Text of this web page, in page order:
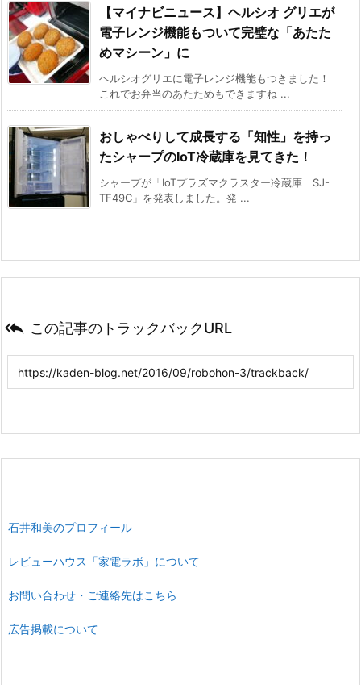
【マイナビニュース】ヘルシオ グリエが
電子レンジ機能もついて完璧な「あたた
めマシーン」に
ヘルシオグリエに電子レンジ機能もつきました！
これでお弁当のあたためもできますね ...
おしゃべりして成長する「知性」を持っ
たシャープのIoT冷蔵庫を見てきた！
シャープが「IoTプラズマクラスター冷蔵庫 SJ-
TF49C」を発表しました。発 ...
 この記事のトラックバックURL
石井和美のプロフィール
レビューハウス「家電ラボ」について
お問い合わせ・ご連絡先はこちら
広告掲載について